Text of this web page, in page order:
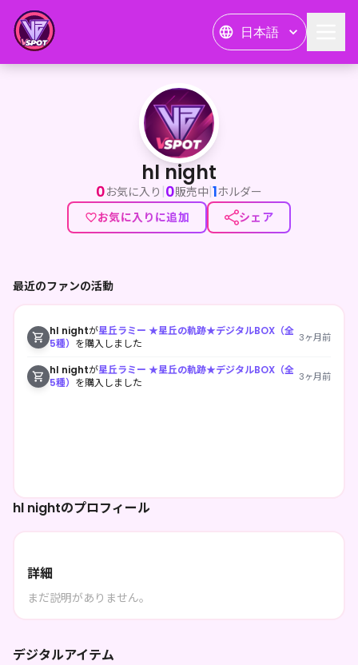
日本語
hl night
hl night
0お気に入り |0販売中|1ホルダー
お気に入りに追加
シェア
hl nightのプロフィール
詳細
まだ説明がありません。
デジタルアイテム
最近のファンの活動
hl nightが星丘ラミー ★星丘の軌跡★デジタルBOX（全
5種） を購入しました 3ヶ月前
hl nightが星丘ラミー ★星丘の軌跡★デジタルBOX（全
5種） を購入しました 3ヶ月前